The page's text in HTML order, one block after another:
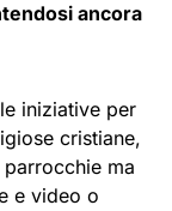
ancora
iniziative per
cristiane,
ma
e video o